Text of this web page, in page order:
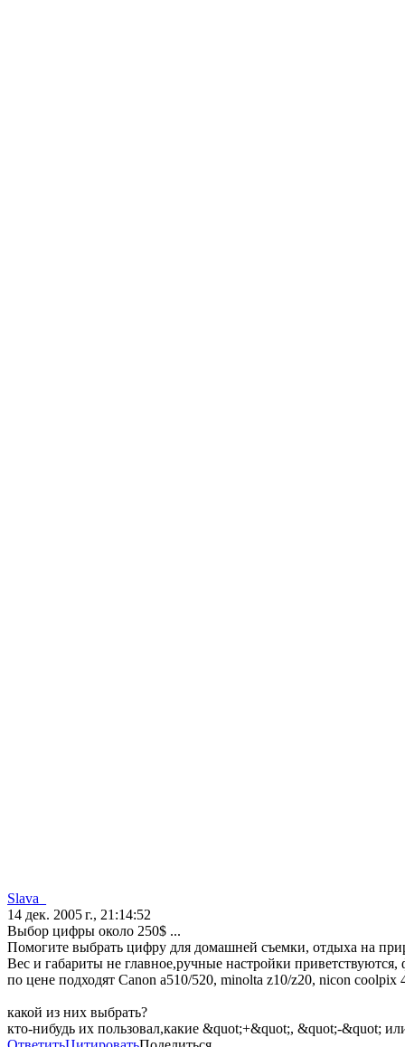
Slava_
14 дек. 2005 г., 21:14:52
Выбор цифры около 250$ ...
Помогите выбрать цифру для домашней съемки, отдыха на
Вес и габариты не главное,ручные настройки
по цене подходят Canon a510/520, minolta z10/z20, nicon coolpix
какой из них выбрать?
кто-нибудь их пользовал,какие &quot;+&quot;, &quot;-&quot;